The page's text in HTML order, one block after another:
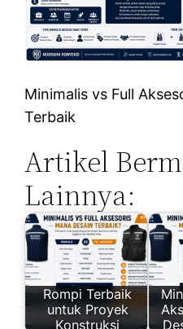
Minimalis vs Full
Terbaik
Artikel
Lainnya:
Rompi Terbaik
untuk Proyek
Konstruksi